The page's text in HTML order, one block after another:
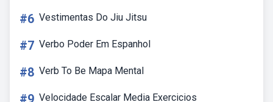
#6 Vestimentas Do Jiu Jitsu
#7 Verbo Poder Em Espanhol
#8 Verb To Be Mapa Mental
#9 Velocidade Escalar Media Exercicios